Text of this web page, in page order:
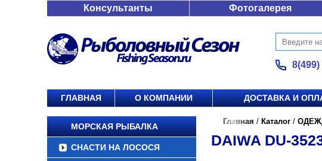
Консультанты Фотогалерея
8(499)
ГЛАВНАЯ О КОМПАНИИ ДОСТАВКА И
МОРСКАЯ РЫБАЛКА
СНАСТИ НА ЛОСОСЯ
Главная / Каталог /
DAIWA DU-